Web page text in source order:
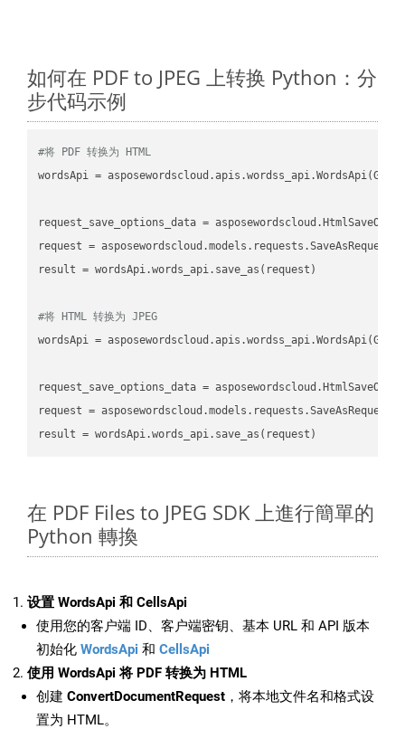
如何在 PDF to JPEG 上转换 Python：分
步代码示例
#将 PDF 转换为 HTML
wordsApi =
request_save_options_data =
request
result = wordsApi.words_api.save_as(request)
#将 HTML 转换为 JPEG
wordsApi =
request_save_options_data =
request
result
在 PDF Files to JPEG SDK 上進行簡單的
Python 轉換
设置 WordsApi 和 CellsApi
使用您的客户端 ID、客户端密钥、基本 URL 和 API 版本
初始化 WordsApi 和 CellsApi
使用 WordsApi 将 PDF 转换为 HTML
创建 ConvertDocumentRequest ，将本地文件名和格式设
置为 HTML。